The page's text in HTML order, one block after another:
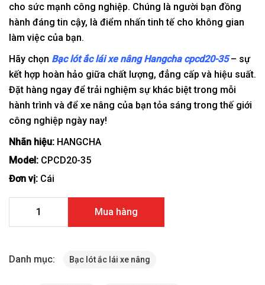
cho sức mạnh công nghiệp. Chúng là người bạn đồng
hành đáng tin cậy, là điểm nhấn tinh tế cho không gian
làm việc của bạn.
Hãy chọn Bạc lót ắc lái xe nâng Hangcha cpcd20-35– sự
kết hợp hoàn hảo giữa chất lượng, đẳng cấp và hiệu suất.
Đặt hàng ngay để trải nghiệm sự khác biệt trong mỗi
hành trình và để xe nâng của bạn tỏa sáng trong thế giới
công nghiệp ngày nay!
Nhãn hiệu: HANGCHA
Model: CPCD20-35
Đơn vị: Cái
Mua hàng
Danh mục: Bạc lót ắc lái xe nâng